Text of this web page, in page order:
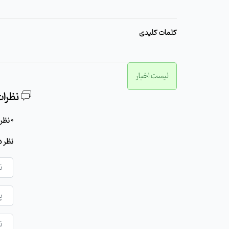
کلمات کلیدی
لیست اخبار
0 نظر برای این مطلب وجود دارد
نظر